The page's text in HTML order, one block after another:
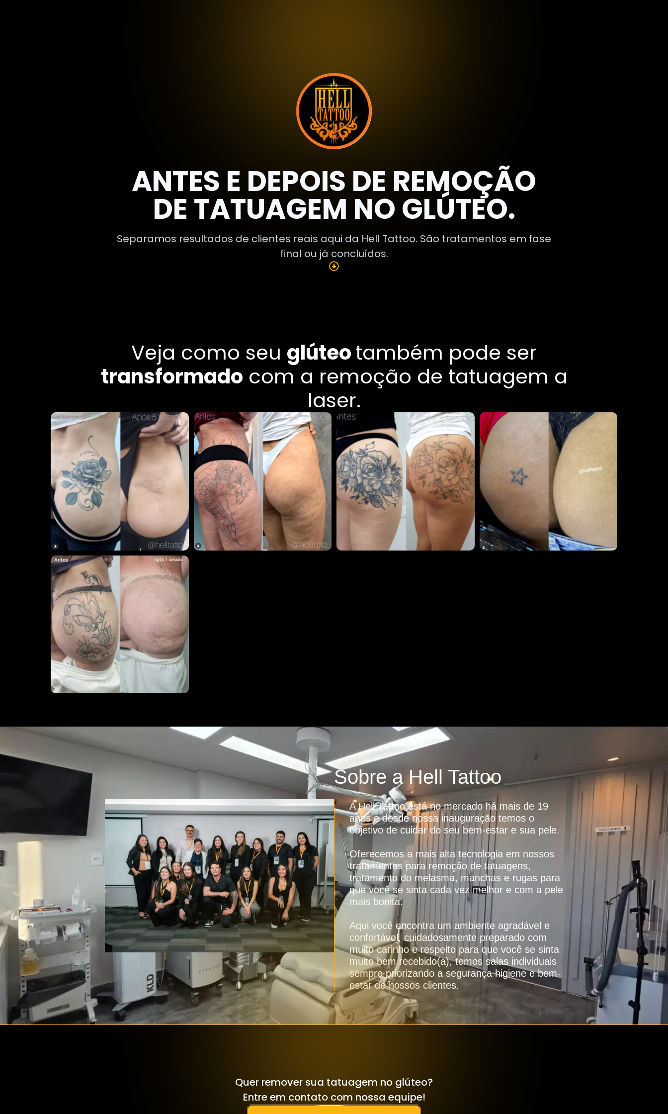
ANTES E DEPOIS DE REMOÇÃO
DE TATUAGEM NO GLÚTEO.
Separamos resultados de clientes reais aqui da Hell Tattoo. São tratamentos em fase
final ou já concluídos.
Veja como seu glúteotambém pode ser
transformado com a remoção de tatuagem a
laser.
Sobre aHell Tattoo
A Hell Tattoo está no mercado há mais de 19
anos e desde nossa inauguração temos o
objetivo de cuidar do seu bem-estar e sua pele.
Oferecemos a mais alta tecnologia em nossos
tratamentos para remoção de tatuagens,
tratamento do melasma, manchas e rugas para
que você se sinta cada vez melhor e com a pele
mais bonita.
Aqui você encontra um ambiente agradável e
confortável, cuidadosamente preparado com
muito carinho e respeito para que você se sinta
muito bem recebido(a), temos salas individuais
sempre priorizando a segurança higiene e bem-
estar de nossos clientes.
Quer remover sua tatuagem no glúteo?
Entre em contato com nossa equipe!